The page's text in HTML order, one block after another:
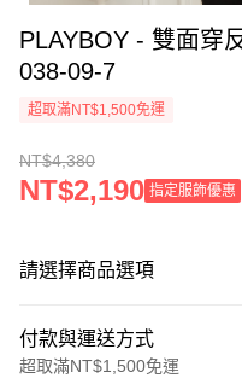
PLAYBOY - 雙面穿
038-09-7
超取滿NT$1,500免運
NT$4,380
NT$2,190 指定服飾優惠
請選擇商品選項
付款與運送方式
超取滿NT$1,500免運